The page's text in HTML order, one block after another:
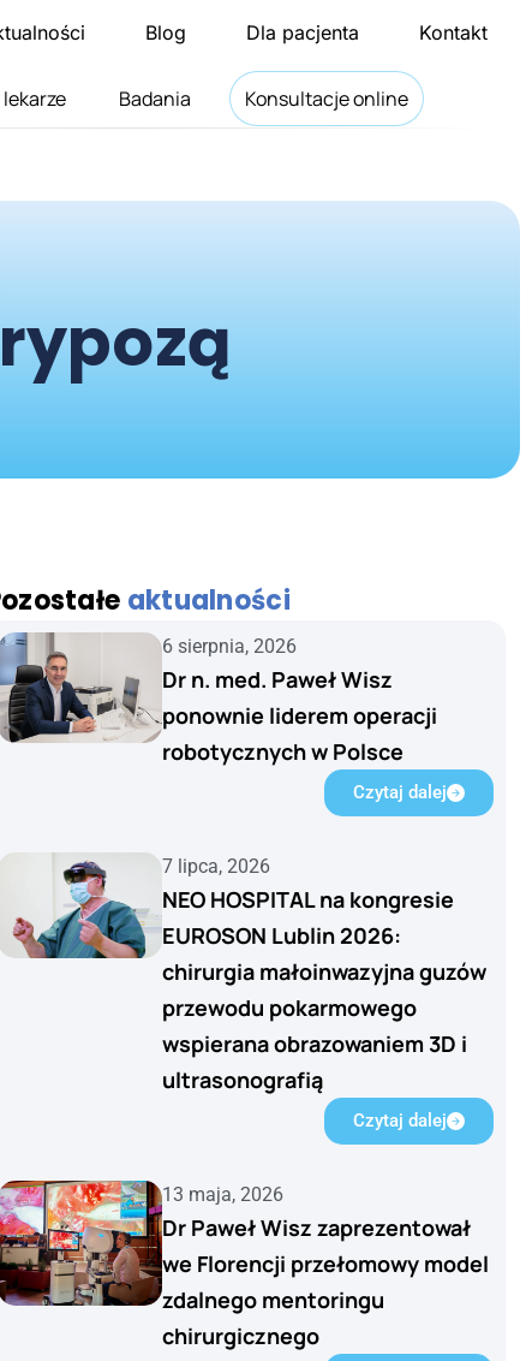
Blog Dla pacjenta Kontakt
lekarze Badania Konsultacje online
aktualności
6 sierpnia, 2026
Dr n. med. Paweł Wisz
ponownie liderem operacji
robotycznych w Polsce
Czytaj dalej
7 lipca, 2026
NEO HOSPITAL na kongresie
EUROSON Lublin 2026:
chirurgia małoinwazyjna guzów
przewodu pokarmowego
wspierana obrazowaniem 3D i
ultrasonografią
Czytaj dalej
13 maja, 2026
Dr Paweł Wisz zaprezentował
we Florencji przełomowy model
zdalnego mentoringu
chirurgicznego